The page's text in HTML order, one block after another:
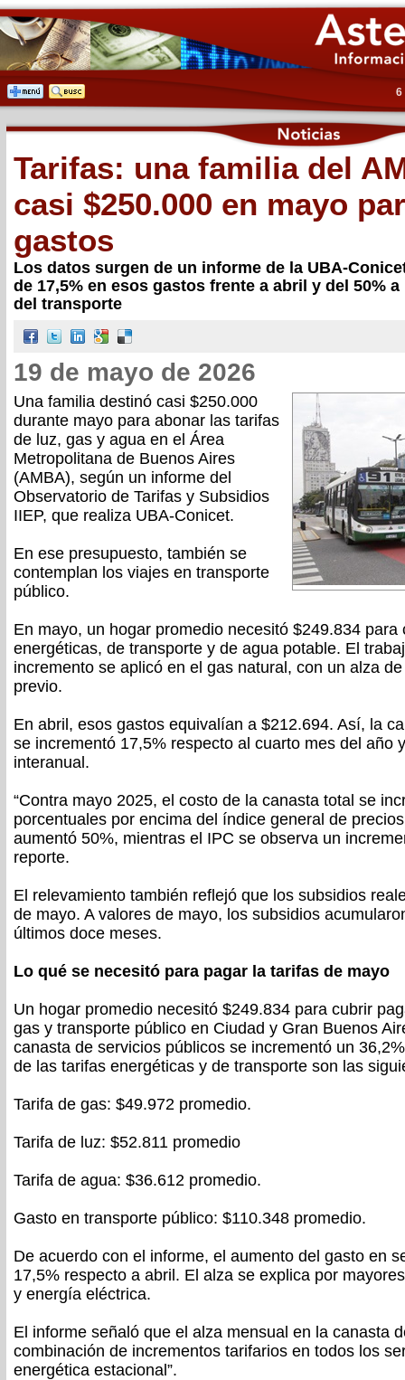
6
Tarifas: una familia del
casi $250.000 en mayo
gastos
Los datos surgen de un informe de la UBA-
de 17,5% en esos gastos frente a abril y del 50%
del transporte
19 de mayo de 2026
Una familia destinó casi $250.000
durante mayo para abonar las tarifas
de luz, gas y agua en el Área
Metropolitana de Buenos Aires
(AMBA), según un informe del
Observatorio de Tarifas y Subsidios
IIEP, que realiza UBA-Conicet.
En ese presupuesto, también se
contemplan los viajes en transporte
público.
En mayo, un hogar promedio necesitó $249.834
energéticas, de transporte y de agua potable. El
incremento se aplicó en el gas natural, con un alza
previo.
En abril, esos gastos equivalían a $212.694. Así, la
se incrementó 17,5% respecto al cuarto mes del año
interanual.
“Contra mayo 2025, el costo de la canasta total se
porcentuales por encima del índice general de
aumentó 50%, mientras el IPC se observa un
reporte.
El relevamiento también reflejó que los subsidios
de mayo. A valores de mayo, los subsidios
últimos doce meses.
Lo qué se necesitó para pagar la tarifas de mayo
Un hogar promedio necesitó $249.834 para cubrir
gas y transporte público en Ciudad y Gran Buenos
canasta de servicios públicos se incrementó un
de las tarifas energéticas y de transporte son las
Tarifa de gas: $49.972 promedio.
Tarifa de luz: $52.811 promedio
Tarifa de agua: $36.612 promedio.
Gasto en transporte público: $110.348 promedio.
De acuerdo con el informe, el aumento del gasto en
17,5% respecto a abril. El alza se explica por
y energía eléctrica.
El informe señaló que el alza mensual en la canasta
combinación de incrementos tarifarios en todos los
energética estacional”.